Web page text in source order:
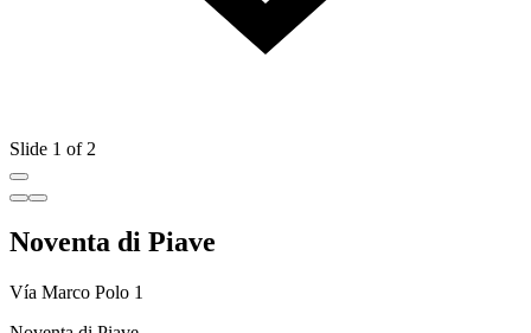
Slide 1 of 2
Noventa di Piave
Vía Marco Polo 1